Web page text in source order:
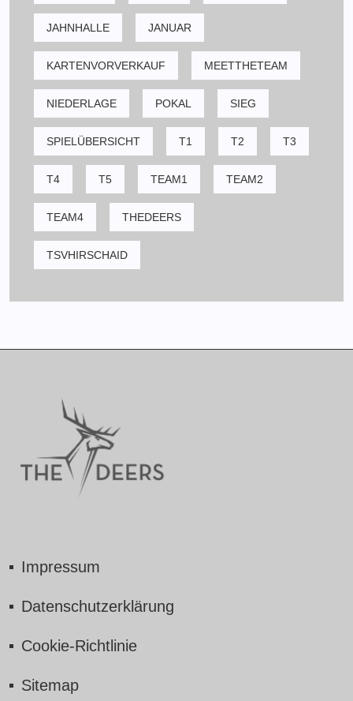
JAHNHALLE JANUAR
KARTENVORVERKAUF MEETTHETEAM
NIEDERLAGE POKAL SIEG
SPIELÜBERSICHT T1 T2 T3
T4 T5 TEAM1 TEAM2
TEAM4 THEDEERS
TSVHIRSCHAID
Impressum
Datenschutzerklärung
Cookie-Richtlinie
Sitemap